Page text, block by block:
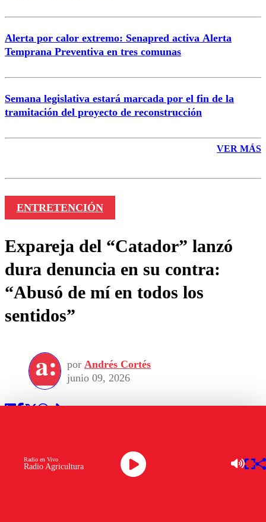
Alerta por calor extremo: Senapred activa Alerta
Temprana Preventiva en tres comunas
Semana legislativa estará marcada por el fin de la
tramitación del proyecto de reconstrucción
VER MÁS
ENTRETENCIÓN
Expareja del “Catador” lanzó
dura denuncia en su contra:
“Abusó de mí en todos los
sentidos”
por Andrés Cortés
junio 09, 2026
Radio Agricultura
Radio en Vivo